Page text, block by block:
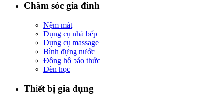
Chăm sóc gia đình
Nệm mát
Dụng cụ nhà bếp
Dụng cụ massage
Bình đựng nước
Đồng hồ báo thức
Đèn học
Thiết bị gia dụng